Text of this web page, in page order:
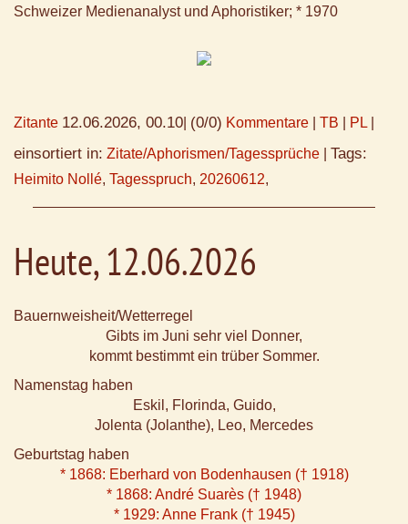
Schweizer Medienanalyst und Aphoristiker; * 1970
Zitante 12.06.2026, 00.10 (0/0) Kommentare TB PL
einsortiert in: Zitate/Aphorismen/Tagessprüche Tags:
Heimito Nollé, Tagesspruch, 20260612,
Heute, 12.06.2026
Bauernweisheit/Wetterregel
Gibts im Juni sehr viel Donner,
kommt bestimmt ein trüber Sommer.
Namenstag haben
Eskil, Florinda, Guido,
Jolenta (Jolanthe), Leo, Mercedes
Geburtstag haben
* 1868: Eberhard von Bodenhausen († 1918)
* 1868: André Suarès († 1948)
* 1929: Anne Frank († 1945)